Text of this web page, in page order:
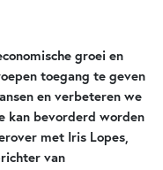
groei en
toegang te geven
en verbeteren we
kan bevorderd worden
met Iris Lopes,
van